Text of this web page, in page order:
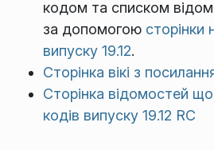
кодом та списком
за допомогою
випуску 19.12.
Сторінка вікі з
Сторінка відомостей
кодів випуску 19.12 RC